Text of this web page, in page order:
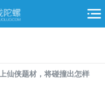
仙侠题材，将碰撞出怎样